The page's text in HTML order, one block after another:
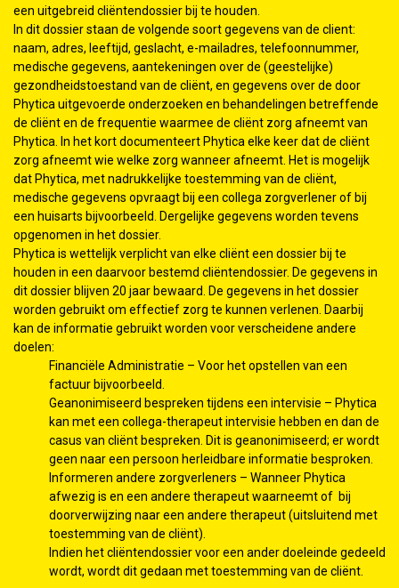
een uitgebreid cliëntendossier bij te houden.
In dit dossier staan de volgende soort gegevens van de client:
naam, adres, leeftijd, geslacht, e-mailadres, telefoonnummer,
medische gegevens, aantekeningen over de (geestelijke)
gezondheidstoestand van de cliënt, en gegevens over de door
Phytica uitgevoerde onderzoeken en behandelingen betreffende
de cliënt en de frequentie waarmee de cliënt zorg afneemt van
Phytica. In het kort documenteert Phytica elke keer dat de cliënt
zorg afneemt wie welke zorg wanneer afneemt. Het is mogelijk
dat Phytica, met nadrukkelijke toestemming van de cliënt,
medische gegevens opvraagt bij een collega zorgverlener of bij
een huisarts bijvoorbeeld. Dergelijke gegevens worden tevens
opgenomen in het dossier.
Phytica is wettelijk verplicht van elke cliënt een dossier bij te
houden in een daarvoor bestemd cliëntendossier. De gegevens in
dit dossier blijven 20 jaar bewaard. De gegevens in het dossier
worden gebruikt om effectief zorg te kunnen verlenen. Daarbij
kan de informatie gebruikt worden voor verscheidene andere
doelen:
Financiële Administratie – Voor het opstellen van een
factuur bijvoorbeeld.
Geanonimiseerd bespreken tijdens een intervisie – Phytica
kan met een collega-therapeut intervisie hebben en dan de
casus van cliënt bespreken. Dit is geanonimiseerd; er wordt
geen naar een persoon herleidbare informatie besproken.
Informeren andere zorgverleners – Wanneer Phytica
afwezig is en een andere therapeut waarneemt of bij
doorverwijzing naar een andere therapeut (uitsluitend met
toestemming van de cliënt).
Indien het cliëntendossier voor een ander doeleinde gedeeld
wordt, wordt dit gedaan met toestemming van de cliënt.